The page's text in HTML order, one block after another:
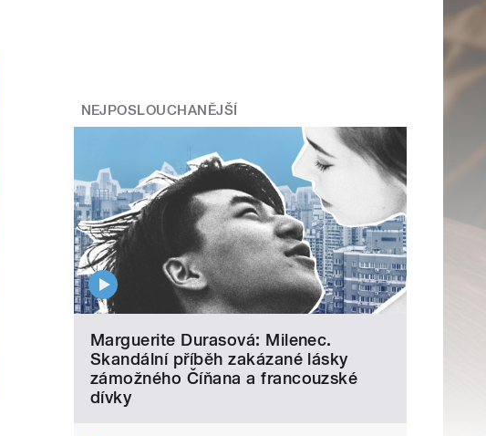
NEJPOSLOUCHANĚJŠÍ
Marguerite Durasová: Milenec.
Skandální příběh zakázané lásky
zámožného Číňana a francouzské
dívky